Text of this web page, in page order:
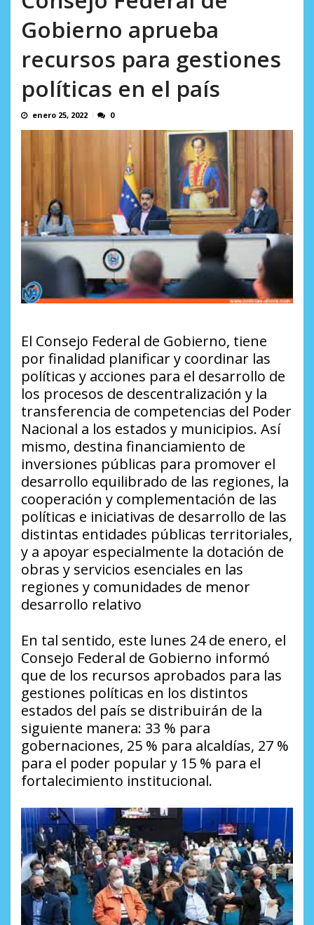
Gobierno aprueba
recursos para gestiones
políticas en el país
enero 25, 2022 0
El Consejo Federal de Gobierno, tiene
por finalidad planificar y coordinar las
políticas y acciones para el desarrollo de
los procesos de descentralización y la
transferencia de competencias del Poder
Nacional a los estados y municipios. Así
mismo, destina financiamiento de
inversiones públicas para promover el
desarrollo equilibrado de las regiones, la
cooperación y complementación de las
políticas e iniciativas de desarrollo de las
distintas entidades públicas territoriales,
y a apoyar especialmente la dotación de
obras y servicios esenciales en las
regiones y comunidades de menor
desarrollo relativo
En tal sentido, este lunes 24 de enero, el
Consejo Federal de Gobierno informó
que de los recursos aprobados para las
gestiones políticas en los distintos
estados del país se distribuirán de la
siguiente manera: 33 % para
gobernaciones, 25 % para alcaldías, 27 %
para el poder popular y 15 % para el
fortalecimiento institucional.